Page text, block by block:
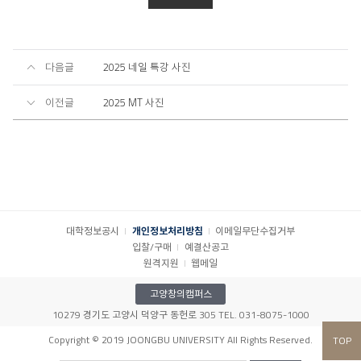
다음글 2025 네일 특강 사진
이전글 2025 MT 사진
대학정보공시 개인정보처리방침
이메일무단수집거부
입찰/구매
예결산공고
원격지원
웹메일
TOP
고양창의캠퍼스
10279 경기도 고양시 덕양구 동헌로 305 TEL. 031-8075-1000
Copyright © 2019 JOONGBU UNIVERSITY All Rights Reserved.